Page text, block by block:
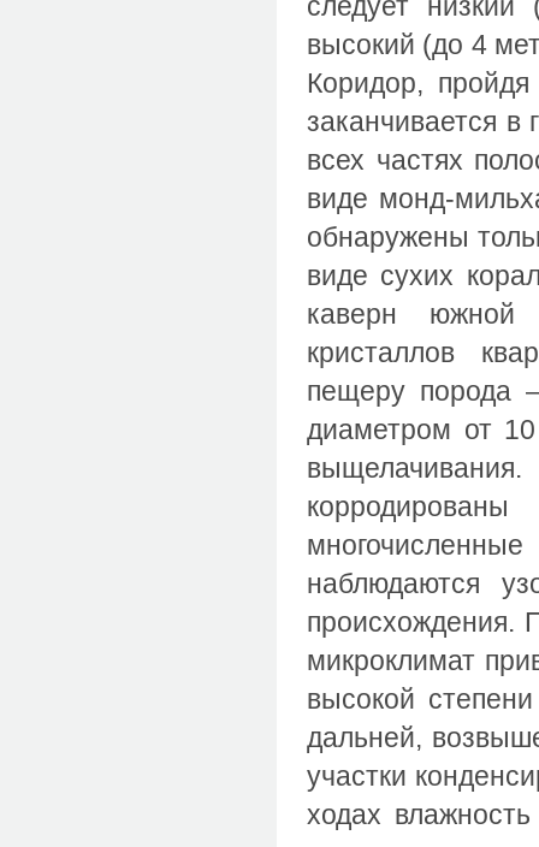
высокий (до 4
Коридор,
заканчивается
всех частях
виде монд-
обнаружены
виде сухих
каверн южной
кристаллов
пещеру порода
диаметром от
наблюдаются
происхождения.
микроклимат
высокой
дальней,
участки
ходах